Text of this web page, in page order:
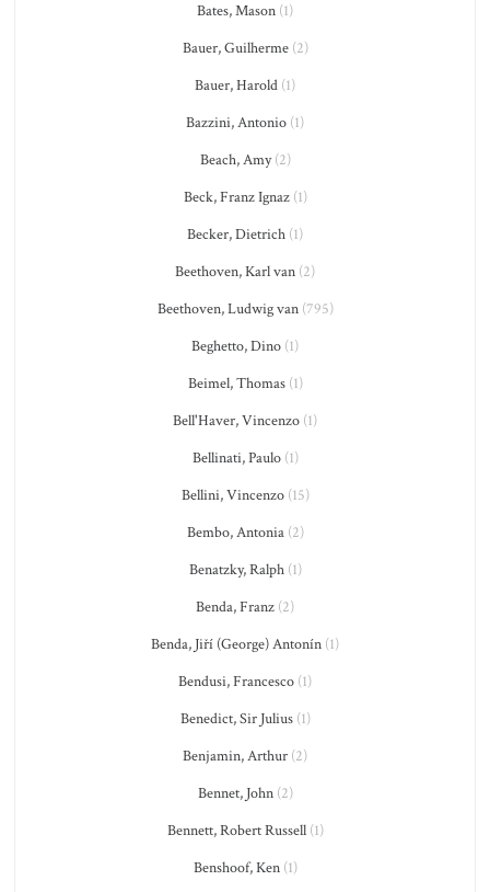
Bates, Mason (1)
Bauer, Guilherme(2)
Bauer, Harold (1)
Bazzini, Antonio (1)
Beach, Amy(2)
Beck, Franz Ignaz(1)
Becker, Dietrich (1)
Beethoven, Karl van (2)
Beethoven, Ludwig van(795)
Beghetto, Dino (1)
Beimel, Thomas(1)
Bell'Haver, Vincenzo (1)
Bellinati, Paulo(1)
Bellini, Vincenzo(15)
Bembo, Antonia(2)
Benatzky, Ralph(1)
Benda, Franz (2)
Benda, Jiří (George) Antonín (1)
Bendusi, Francesco (1)
Benedict, Sir Julius(1)
Benjamin, Arthur (2)
Bennet, John(2)
Bennett, Robert Russell(1)
Benshoof, Ken(1)